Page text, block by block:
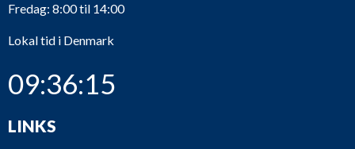
Fredag: 8:00 til 14:00
Lokal tid i Denmark
09:36:15
LINKS